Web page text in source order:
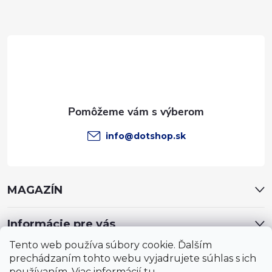
Tento web používa súbory cookie. Ďalším
prechádzaním tohto webu vyjadrujete súhlas s ich
info@dotshop.sk
MAGAZÍN
Informácie pre vás